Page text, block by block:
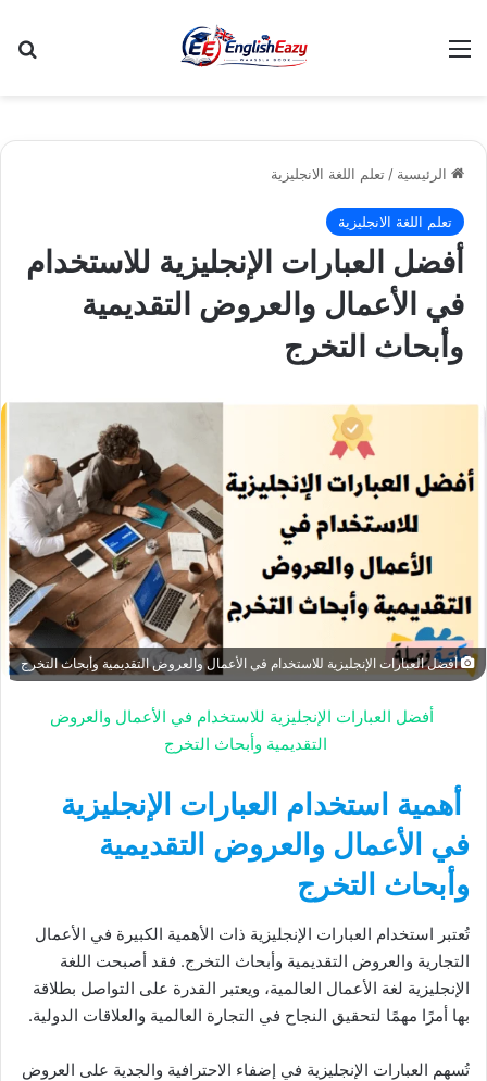
القائمة
الرئيسية / تعلم اللغة الانجليزية
تعلم اللغة الانجليزية
أفضل العبارات الإنجليزية للاستخدام
في الأعمال والعروض التقديمية
وأبحاث التخرج
أفضل العبارات الإنجليزية للاستخدام في الأعمال والعروض التقديمية وأبحاث التخرج
أفضل العبارات الإنجليزية للاستخدام في الأعمال والعروض
التقديمية وأبحاث التخرج
أهمية استخدام العبارات الإنجليزية
في الأعمال والعروض التقديمية
وأبحاث التخرج
تُعتبر استخدام العبارات الإنجليزية ذات الأهمية الكبيرة في الأعمال
التجارية والعروض التقديمية وأبحاث التخرج. فقد أصبحت اللغة
الإنجليزية لغة الأعمال العالمية، ويعتبر القدرة على التواصل بطلاقة
بها أمرًا مهمًا لتحقيق النجاح في التجارة العالمية والعلاقات الدولية.
تُسهم العبارات الإنجليزية في إضفاء الاحترافية والجدية على العروض